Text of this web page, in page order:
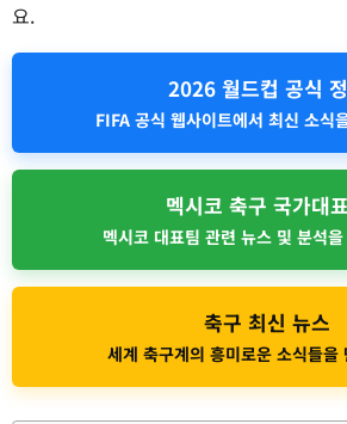
요.
2026 월드컵 공식
FIFA 공식 웹사이트에서 최신 소식
멕시코 축구 국가대
멕시코 대표팀 관련 뉴스 및 분석
축구 최신 뉴스
세계 축구계의 흥미로운 소식들을